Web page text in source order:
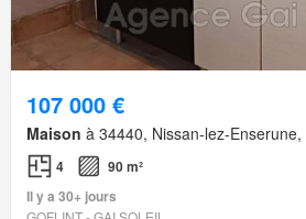
107 000 €
Maison à 34440, Nissan-lez-
4
90 m²
Il y a 30+ jours